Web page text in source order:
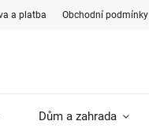
a platba Obchodní podmínky
Dům a zahrada